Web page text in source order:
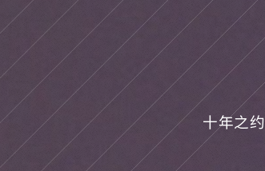
十年之